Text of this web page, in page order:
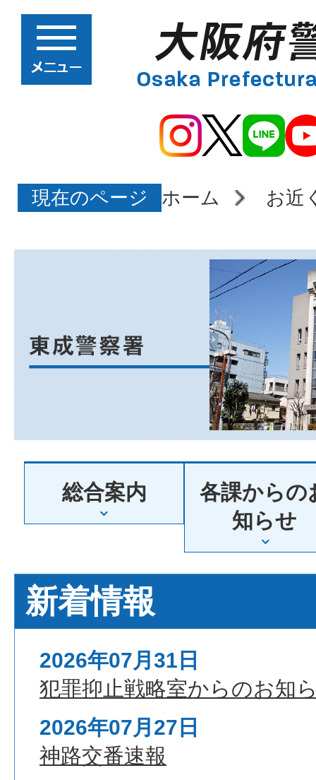
現在のページ ホーム お近
阪
東
成
警
察
署
総合案内
各課からの
知らせ
新着情報
2026年07月31日
犯罪抑止戦略室からのお知
2026年07月27日
神路交番速報